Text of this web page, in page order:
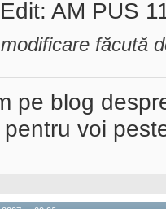
AM PUS
făcută
pe blog
voi